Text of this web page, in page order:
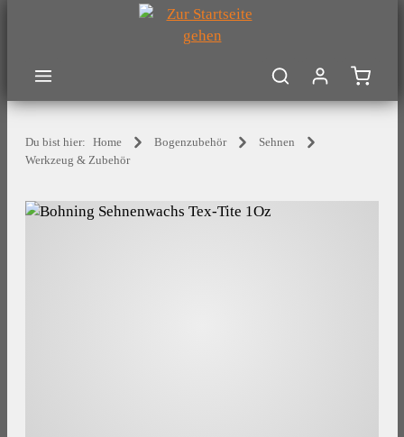
Zum Hauptinhalt springen
Du bist hier: Home Bogenzubehör
Sehnen
Werkzeug & Zubehör
Bildergalerie überspringen